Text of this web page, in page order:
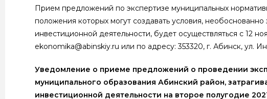
Прием предложений по экспертизе муниципальных
положения которых могут создавать условия,
инвестиционной деятельности, будет осуществляться с 12
ekonomika@abinskiy.ru или по адресу: 353320, г. Абинск, ул.
Уведомление о приеме предложений о проведении
муниципального образования Абинский район,
инвестиционной деятельности на второе полугодие